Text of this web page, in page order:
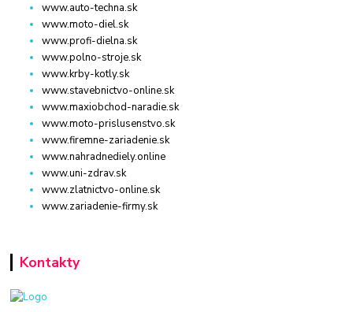
www.auto-techna.sk
www.moto-diel.sk
www.profi-dielna.sk
www.polno-stroje.sk
www.krby-kotly.sk
www.stavebnictvo-online.sk
www.maxiobchod-naradie.sk
www.moto-prislusenstvo.sk
www.firemne-zariadenie.sk
www.nahradnediely.online
www.uni-zdrav.sk
www.zlatnictvo-online.sk
www.zariadenie-firmy.sk
Kontakty